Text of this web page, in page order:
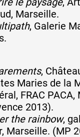
Marseille.
, Galerie
,
Maries de la
FRAC
2013).
the rainbow,
Marseille. (MP